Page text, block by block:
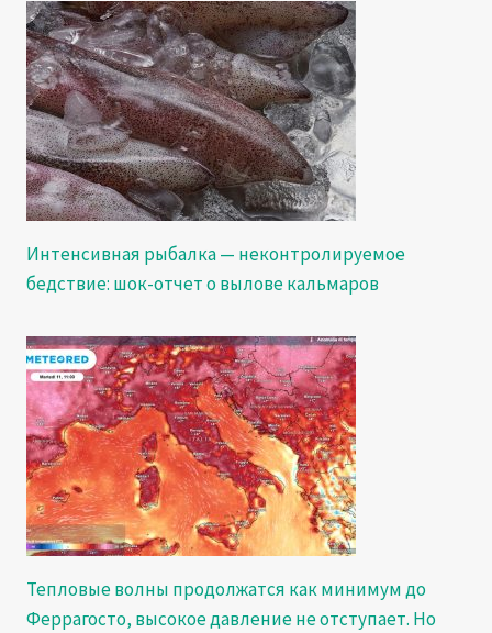
Интенсивная рыбалка — неконтролируемое
бедствие: шок-отчет о вылове кальмаров
Тепловые волны продолжатся как минимум до
Феррагосто, высокое давление не отступает. Но